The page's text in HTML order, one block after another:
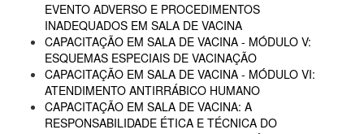
EVENTO ADVERSO E PROCEDIMENTOS
INADEQUADOS EM SALA DE VACINA
CAPACITAÇÃO EM SALA DE VACINA - MÓDULO V:
ESQUEMAS ESPECIAIS DE VACINAÇÃO
CAPACITAÇÃO EM SALA DE VACINA - MÓDULO VI:
ATENDIMENTO ANTIRRÁBICO HUMANO
CAPACITAÇÃO EM SALA DE VACINA: A
RESPONSABILIDADE ÉTICA E TÉCNICA DO